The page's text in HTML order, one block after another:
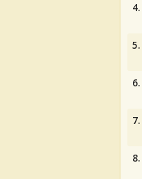
4.
5.
6.
7.
8.